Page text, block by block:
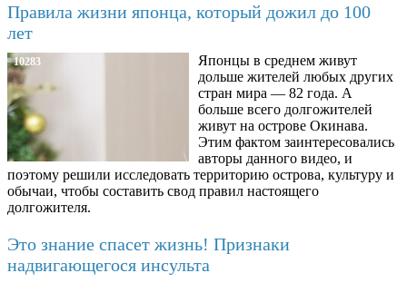
Правила жизни японца, который дожил до 100
лет
10283
Японцы в среднем живут
дольше жителей любых других
стран мира — 82 года. А
больше всего долгожителей
живут на острове Окинава.
Этим фактом заинтересовались
авторы данного видео, и
поэтому решили исследовать территорию острова, культуру и
обычаи, чтобы составить свод правил настоящего
долгожителя.
Это знание спасет жизнь! Признаки
надвигающегося инсульта